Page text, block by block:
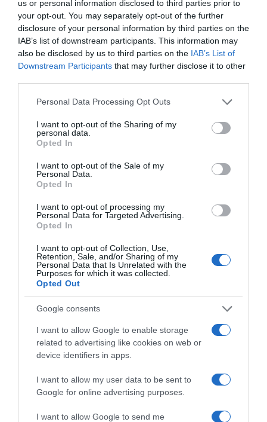
us or personal information disclosed to third parties prior to
your opt-out. You may separately opt-out of the further
disclosure of your personal information by third parties on the
IAB’s list of downstream participants. This information may
also be disclosed by us to third parties on the IAB’s List of
Downstream Participants that may further disclose it to other
Please note that this website/app uses one or more Google
not limited to your visit or usage behaviour. You may click to
grant or deny consent to Google and its third-party tags to
use your data for below specified purposes in below Google
consent section.
Personal Data Processing Opt Outs
I want to opt-out of the Sharing of my
personal data.
Opted In
I want to opt-out of the Sale of my
Personal Data.
Opted In
I want to opt-out of processing my
Personal Data for Targeted Advertising.
Opted In
I want to opt-out of Collection, Use,
Retention, Sale, and/or Sharing of my
Personal Data that Is Unrelated with the
Purposes for which it was collected.
Opted Out
Google consents
I want to allow Google to enable storage
related to advertising like cookies on web or
device identifiers in apps.
I want to allow my user data to be sent to
Google for online advertising purposes.
I want to allow Google to send me
és megszórjuk a pirított tökmaggal.
Munka: kb. 30 perc
Fogyasztható: kb. 50 perc múlva
Címkék: recept, sütőtök,leves ,kókusztej selymes
Korábbi bejegyzések
HASONLÓ BEJEGYZÉSEK
Hogyan keltsd fel a figyelmet a társkereső profiloddal?